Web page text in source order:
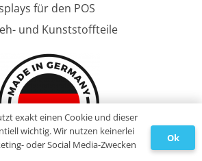
für den POS
und Kunststoffteile
exakt einen Cookie und dieser
wichtig. Wir nutzen keinerlei
oder Social Media-Zwecken
Ok